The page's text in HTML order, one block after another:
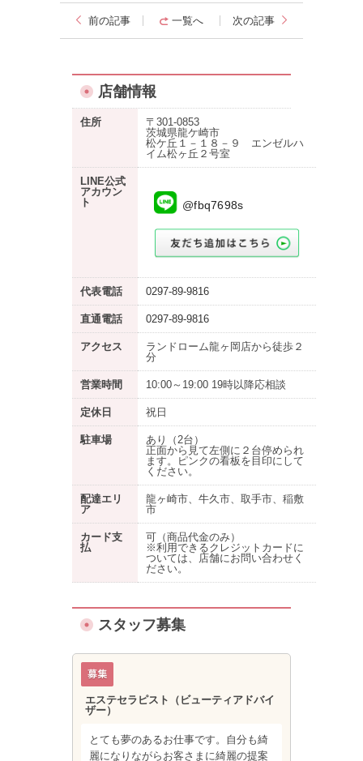
前の記事 一覧へ 次の記事
店舗情報
住所
〒301-0853
茨城県龍ケ崎市
松ケ丘１－１８－９ エンゼルハ
イム松ヶ丘２号室
LINE公式
アカウン
ト
@fbq7698s
代表電話 0297-89-9816
直通電話 0297-89-9816
アクセス
ランドローム龍ヶ岡店から徒歩２
分
営業時間 10:00～19:00 19時以降応相談
定休日 祝日
駐車場 あり
（2台）
正面から見て左側に２台停められ
ます。ピンクの看板を目印にして
ください。
配達エリ
ア
龍ヶ崎市、牛久市、取手市、稲敷
市
カード支
払
可（商品代金のみ）
※利用できるクレジットカードに
ついては、店舗にお問い合わせく
ださい。
スタッフ募集
エステセラピスト（ビューティアドバイ
ザー）
とても夢のあるお仕事です。自分も綺
麗になりながらお客さまに綺麗の提案